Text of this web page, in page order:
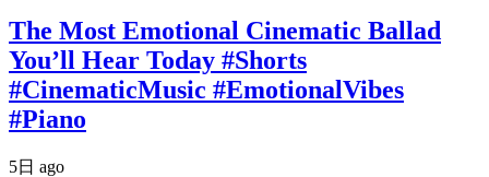
The Most Emotional Cinematic Ballad
You’ll Hear Today #Shorts
#CinematicMusic #EmotionalVibes
#Piano
5日 ago